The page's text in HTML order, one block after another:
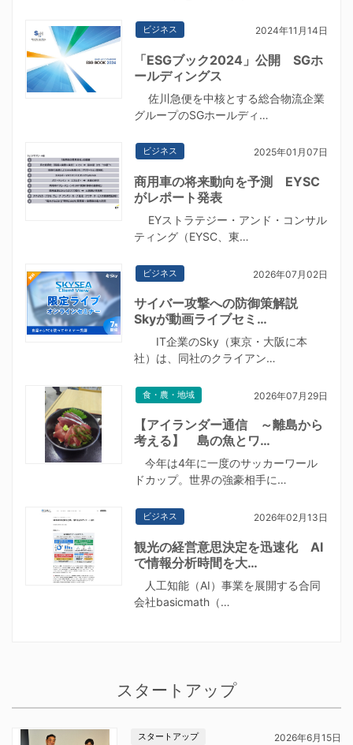
ビジネス 2024年11月14日
「ESGブック2024」公開 SGホ
ールディングス
佐川急便を中核とする総合物流企業
グループのSGホールディ…
ビジネス 2025年01月07日
商用車の将来動向を予測 EYSC
がレポート発表
EYストラテジー・アンド・コンサル
ティング（EYSC、東…
ビジネス 2026年07月02日
サイバー攻撃への防御策解説
Skyが動画ライブセミ…
IT企業のSky（東京・大阪に本
社）は、同社のクライアン…
食・農・地域 2026年07月29日
【アイランダー通信 ～離島から
考える】 島の魚とワ…
今年は4年に一度のサッカーワール
ドカップ。世界の強豪相手に…
ビジネス 2026年02月13日
観光の経営意思決定を迅速化 AI
で情報分析時間を大…
人工知能（AI）事業を展開する合同
会社basicmath（…
スタートアップ
スタートアップ 2026年6月15日